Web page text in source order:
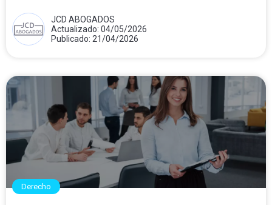
JCD ABOGADOS
Actualizado: 04/05/2026
Publicado: 21/04/2026
Derecho